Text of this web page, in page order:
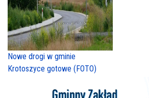
Nowe drogi w gminie
Krotoszyce gotowe (FOTO)